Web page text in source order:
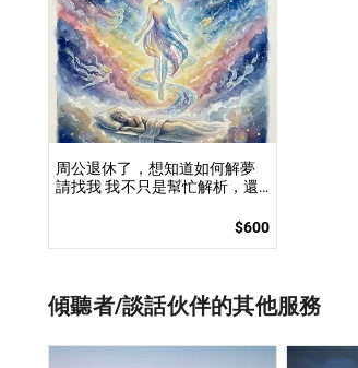
周公退休了，想知道如何解夢
請找我 我不只是幫忙解析，還
$600
傾聽者/談話伙伴的其他服務